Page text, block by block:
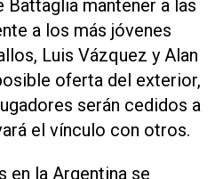
Battaglia mantener a las
a los más jóvenes
Luis Vázquez y Alan
oferta del exterior,
serán cedidos a
el vínculo con otros.
en la Argentina se